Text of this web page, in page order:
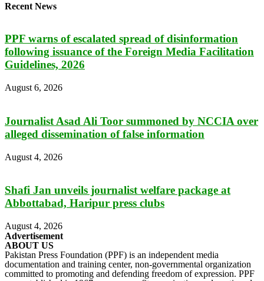
Recent News
PPF warns of escalated spread of disinformation
following issuance of the Foreign Media Facilitation
Guidelines, 2026
August 6, 2026
Journalist Asad Ali Toor summoned by NCCIA over
alleged dissemination of false information
August 4, 2026
Shafi Jan unveils journalist welfare package at
Abbottabad, Haripur press clubs
August 4, 2026
Advertisement
ABOUT US
Pakistan Press Foundation (PPF) is an independent media
documentation and training center, non-governmental organization
committed to promoting and defending freedom of expression. PPF